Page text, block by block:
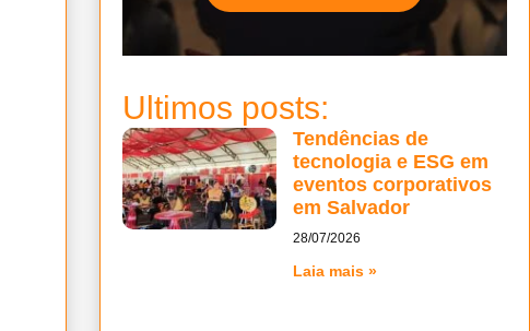
Ultimos posts:
Tendências de
tecnologia e ESG em
eventos corporativos
em Salvador
28/07/2026
Laia mais »